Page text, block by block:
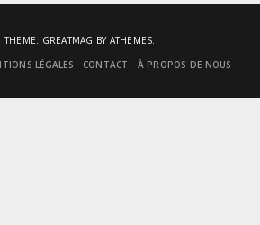
THEME: GREATMAG BY ATHEMES.
LÉGALES CONTACT À PROPOS DE NOUS